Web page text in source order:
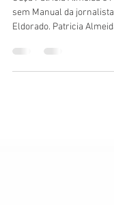
Manual
sem Manual da jornalista